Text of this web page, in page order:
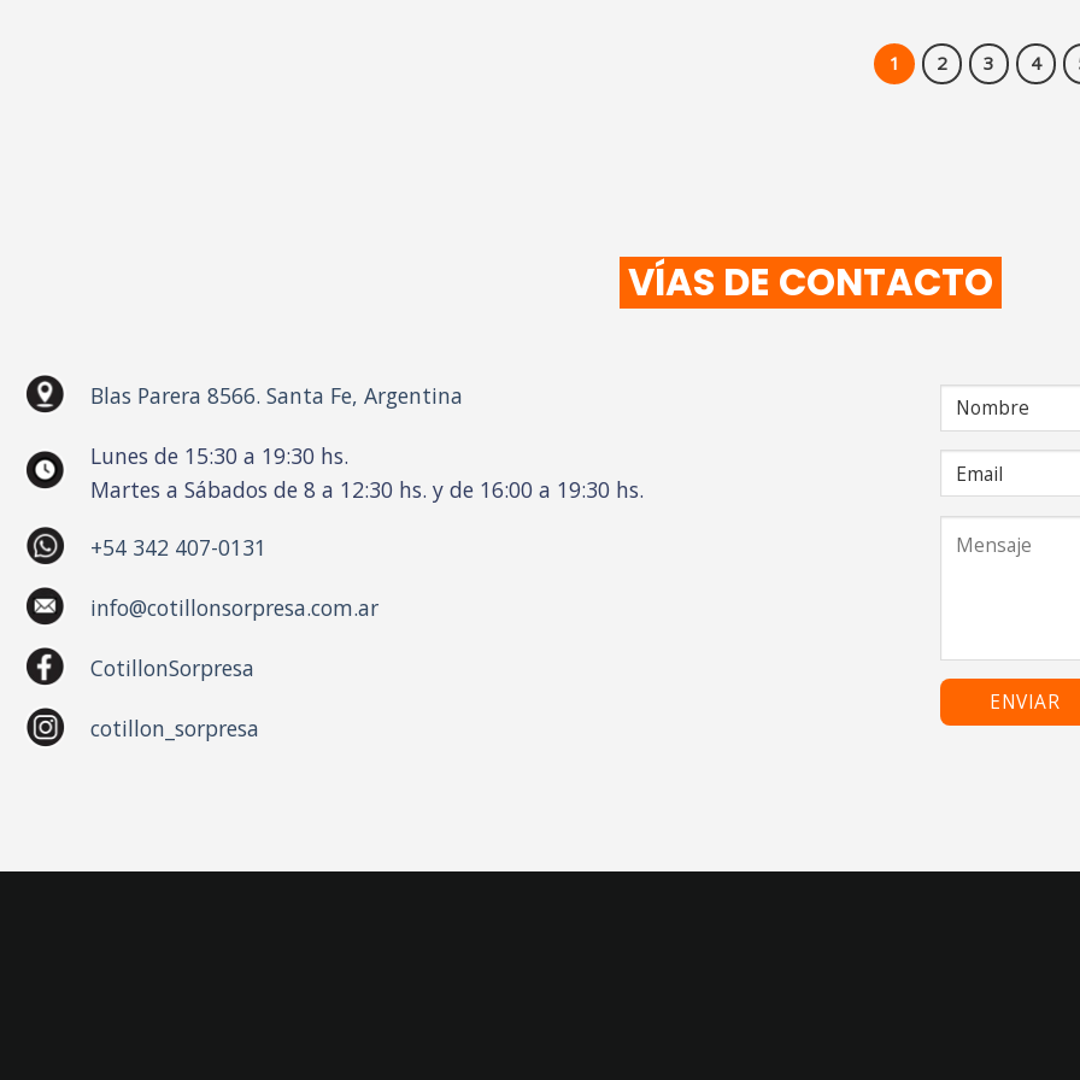
1 2 3 4
VÍAS DE CONTACTO
Blas Parera 8566. Santa Fe, Argentina
Lunes de 15:30 a 19:30 hs.
Martes a Sábados de 8 a 12:30 hs. y de 16:00 a 19:30 hs.
+54 342 407-0131
info@cotillonsorpresa.com.ar
CotillonSorpresa
cotillon_sorpresa